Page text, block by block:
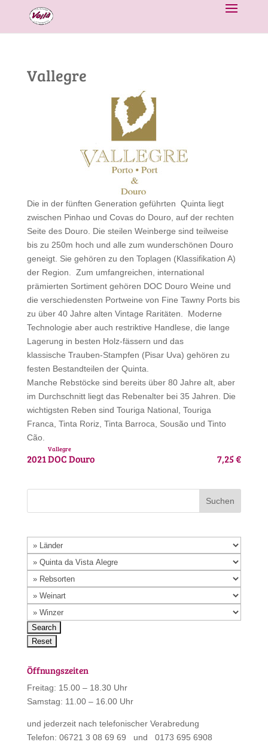
Vallegre
Die in der fünften Generation geführten Quinta liegt
zwischen Pinhao und Covas do Douro, auf der rechten
Seite des Douro. Die steilen Weinberge sind teilweise
bis zu 250m hoch und alle zum wunderschönen Douro
geneigt. Sie gehören zu den Toplagen (Klassifikation A)
der Region. Zum umfangreichen, international
prämierten Sortiment gehören DOC Douro Weine und
die verschiedensten Portweine von Fine Tawny Ports bis
zu über 40 Jahre alten Vintage Raritäten. Moderne
Technologie aber auch restriktive Handlese, die lange
Lagerung in besten Holz-fässern und das
klassische Trauben-Stampfen (Pisar Uva) gehören zu
festen Bestandteilen der Quinta.
Manche Rebstöcke sind bereits über 80 Jahre alt, aber
im Durchschnitt liegt das Rebenalter bei 35 Jahren. Die
wichtigsten Reben sind Touriga National, Touriga
Franca, Tinta Roriz, Tinta Barroca, Sousão und Tinto
Cão.
2021
Vallegre
DOC Douro 7,25 €
Öffnungszeiten
Freitag: 15.00 – 18.30 Uhr
Samstag: 11.00 – 16.00 Uhr
und jederzeit nach telefonischer Verabredung
Telefon: 06721 3 08 69 69 und 0173 695 6908